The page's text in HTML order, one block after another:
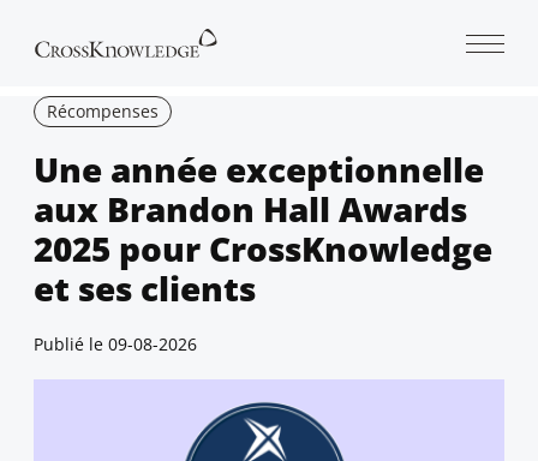
Récompenses
Une année exceptionnelle
aux Brandon Hall Awards
2025 pour CrossKnowledge
et ses clients
Publié le 09-08-2026